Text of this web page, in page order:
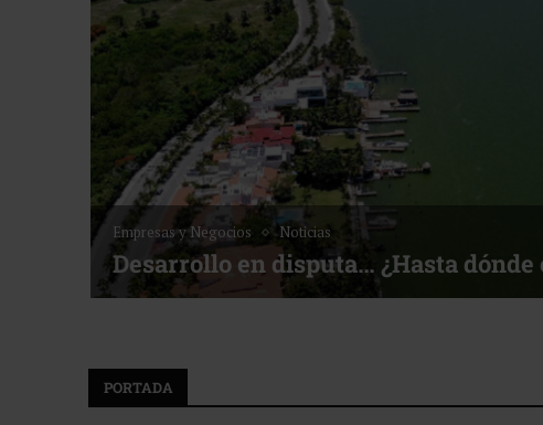
Noticias
Bottega, un viaje servido a la mesa
PORTADA